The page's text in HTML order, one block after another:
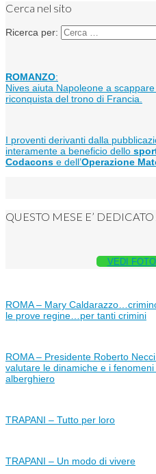
Cerca nel sito
Ricerca per:
ROMANZO:
Nives aiuta Napoleone a
riconquista del trono di Francia.
I proventi derivanti dalla
interamente a beneficio dello
Codacons e dell’Operazione
QUESTO MESE E’
VEDI
ROMA – Mary
le prove regine…per tanti crimini
ROMA – Presidente Roberto
valutare le dinamiche e i
alberghiero
TRAPANI – Tutto per loro
TRAPANI – Un modo di vivere